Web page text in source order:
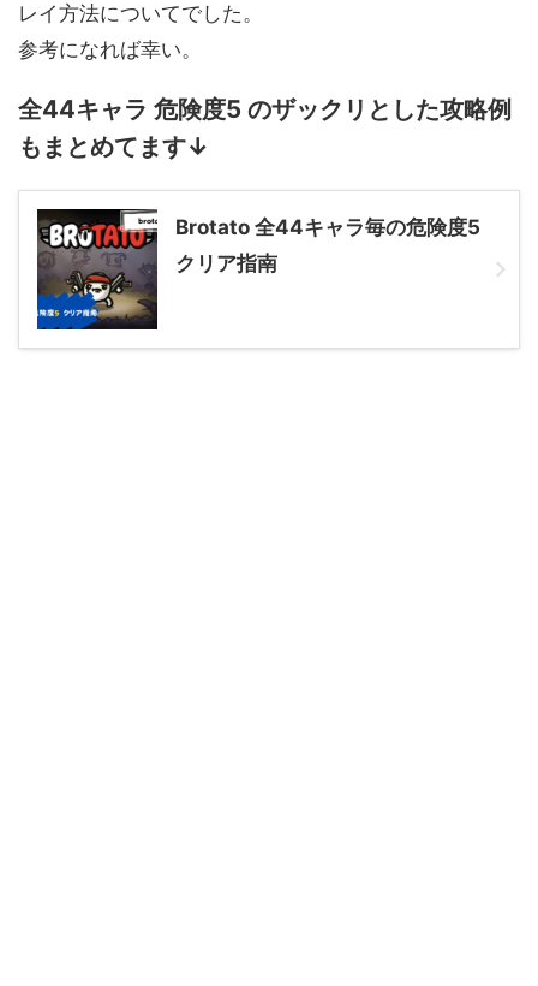
レイ方法についてでした。
参考になれば幸い。
全44キャラ 危険度5 のザックリとした攻略例
もまとめてます↓
Brotato 全44キャラ毎の危険度5
クリア指南